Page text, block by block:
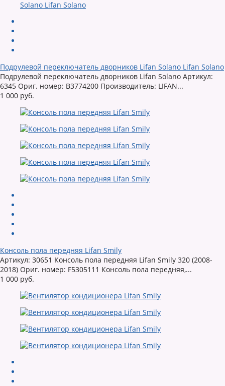
Подрулевой переключатель дворников Lifan Solano Lifan Solano
Подрулевой переключатель дворников Lifan Solano Артикул:
6345 Ориг. номер: B3774200 Производитель: LIFAN...
1 000 руб.
Консоль пола передняя Lifan Smily
Артикул: 30651 Консоль пола передняя Lifan Smily 320 (2008-
2018) Ориг. номер: F5305111 Консоль пола передняя,...
1 000 руб.